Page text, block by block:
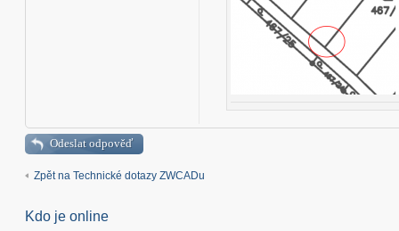
Odeslat odpověď
Zpět na Technické dotazy ZWCADu
Kdo je online